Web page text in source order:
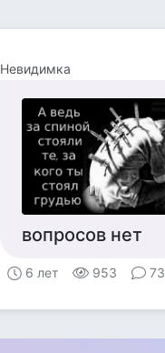
Невидимка
вопросов нет
6 лет 953 73